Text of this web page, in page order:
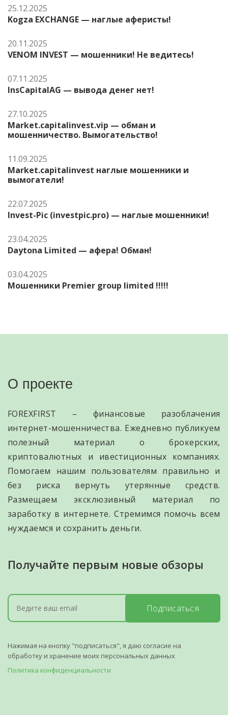
25.12.2025
Kogza EXCHANGE — наглые аферисты!
20.11.2025
VENOM INVEST — мошенники! Не ведитесь!
07.11.2025
InsCapitalAG — вывода денег нет!
27.10.2025
Market.capitalinvest.vip — обман и
мошенничество. Вымогательство!
11.09.2025
Market.capitalinvest наглые мошенники и
вымогатели!
22.07.2025
Invest-Pic (investpic.pro) — наглые мошенники!
23.04.2025
Daytona Limited — афера! Обман!
03.04.2025
Мошенники Premier group limited !!!!!
О проекте
FOREXFIRST – финансовые разоблачения
интернет-мошенничества. Ежедневно публикуем
полезный материал о брокерских,
криптовалютных и ивестиционных компаниях.
Помогаем нашим пользователям правильно и
без риска вернуть утерянные средств.
Размещаем эксклюзивный материал по
заработку в интернете. Стремимся помочь всем
нуждаемся и сохранить деньги.
Получайте первым новые обзоры
Подписаться
Нажимая на кнопку "подписаться", я даю согласие на
обработку и хранение моих персональных данных
Политика конфиденциальности